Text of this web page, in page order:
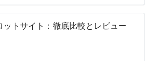
ットサイト：徹底比較とレビュー